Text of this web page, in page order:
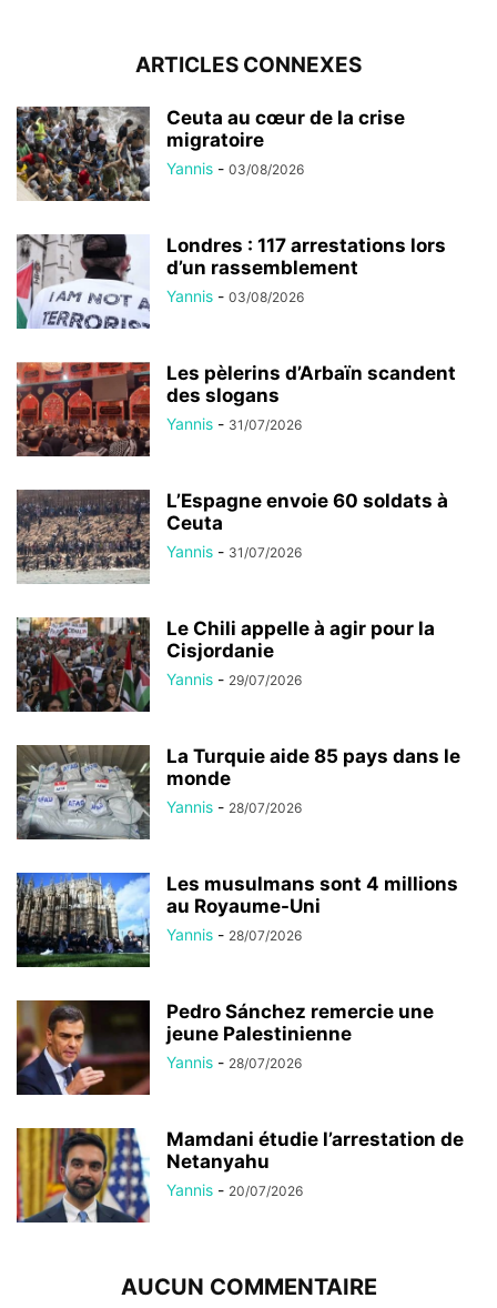
ARTICLES CONNEXES
Ceuta au cœur de la crise
migratoire
Yannis - 03/08/2026
Londres : 117 arrestations lors
d’un rassemblement
Yannis - 03/08/2026
Les pèlerins d’Arbaïn scandent
des slogans
Yannis - 31/07/2026
L’Espagne envoie 60 soldats à
Ceuta
Yannis - 31/07/2026
Le Chili appelle à agir pour la
Cisjordanie
Yannis - 29/07/2026
La Turquie aide 85 pays dans le
monde
Yannis - 28/07/2026
Les musulmans sont 4 millions
au Royaume-Uni
Yannis - 28/07/2026
Pedro Sánchez remercie une
jeune Palestinienne
Yannis - 28/07/2026
Mamdani étudie l’arrestation de
Netanyahu
Yannis - 20/07/2026
AUCUN COMMENTAIRE